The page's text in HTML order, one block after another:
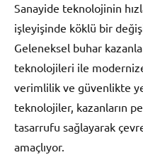
Sanayide teknolojinin
işleyişinde köklü bir
Geleneksel buhar
teknolojileri ile
verimlilik ve güvenlikte
teknolojiler, kazanların
tasarrufu sağlayarak
amaçlıyor.